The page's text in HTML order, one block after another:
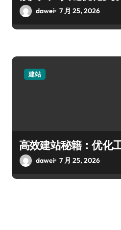
dawei 7 月 25, 2026
建站
高效建站秘籍：优化
dawei 7 月 25, 2026